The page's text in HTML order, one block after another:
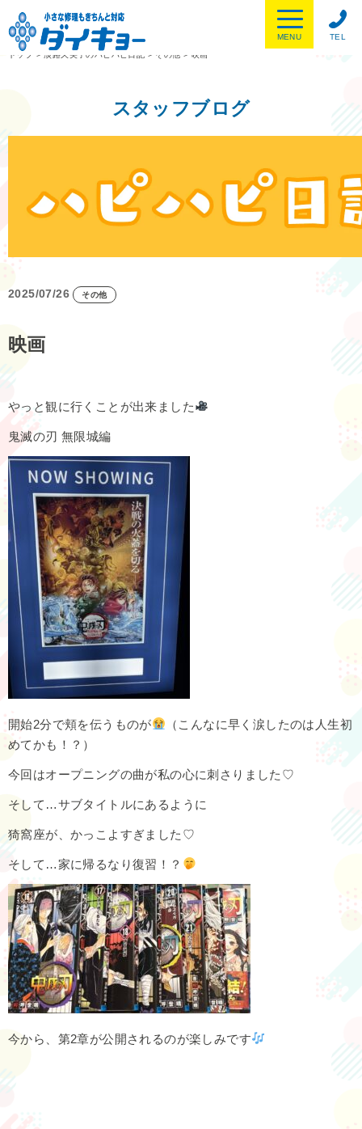
TEL
MENU
トップ
> 淡路久美子のハピハピ日記 > その他 > 映画
スタッフブログ
2025/07/26 その他
映画
やっと観に行くことが出来ました
鬼滅の刃 無限城編
開始2分で頬を伝うものが
（こんなに早く涙したのは人生初
めてかも！？）
今回はオープニングの曲が私の心に刺さりました♡
そして…サブタイトルにあるように
猗窩座が、かっこよすぎました♡
そして…家に帰るなり復習！？
今から、第2章が公開されるのが楽しみです